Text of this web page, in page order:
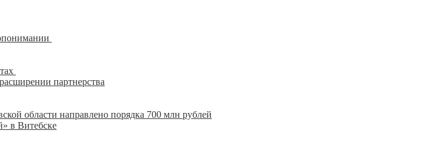
партнерства
области направлено порядка 700 млн рублей
в Витебске